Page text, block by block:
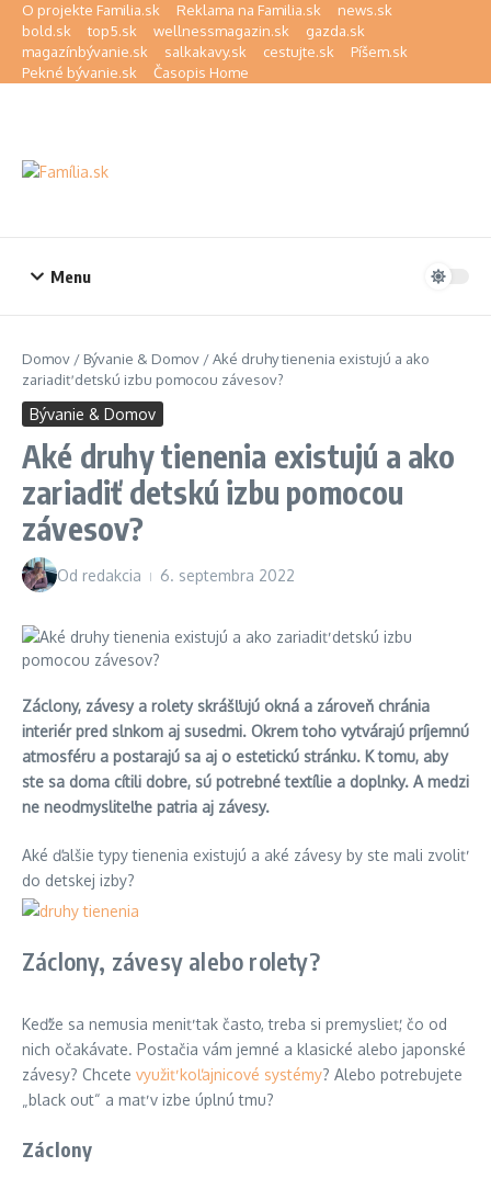
Preskočiť na obsah
O projekte Familia.sk Reklama na Familia.sk
news.sk
bold.sk
top5.sk wellnessmagazin.sk
gazda.sk
magazínbývanie.sk
salkakavy.sk cestujte.sk
Píšem.sk
Pekné bývanie.sk
Časopis Home
Menu
Domov / Bývanie & Domov /Aké druhy tienenia existujú a ako
zariadiť detskú izbu pomocou závesov?
Bývanie & Domov
Aké druhy tienenia existujú a ako
zariadiť detskú izbu pomocou
závesov?
Od redakcia 6. septembra 2022
Záclony, závesy a rolety skrášľujú okná a zároveň chránia
interiér pred slnkom aj susedmi. Okrem toho vytvárajú príjemnú
atmosféru a postarajú sa aj o estetickú stránku. K tomu, aby
ste sa doma cítili dobre, sú potrebné textílie a doplnky. A medzi
ne neodmysliteľne patria aj závesy.
Aké ďalšie typy tienenia existujú a aké závesy by ste mali zvoliť
do detskej izby?
Záclony, závesy alebo rolety?
Keďže sa nemusia meniť tak často, treba si premyslieť, čo od
nich očakávate. Postačia vám jemné a klasické alebo japonské
závesy? Chcete využiť koľajnicové systémy? Alebo potrebujete
„black out“ a mať v izbe úplnú tmu?
Záclony